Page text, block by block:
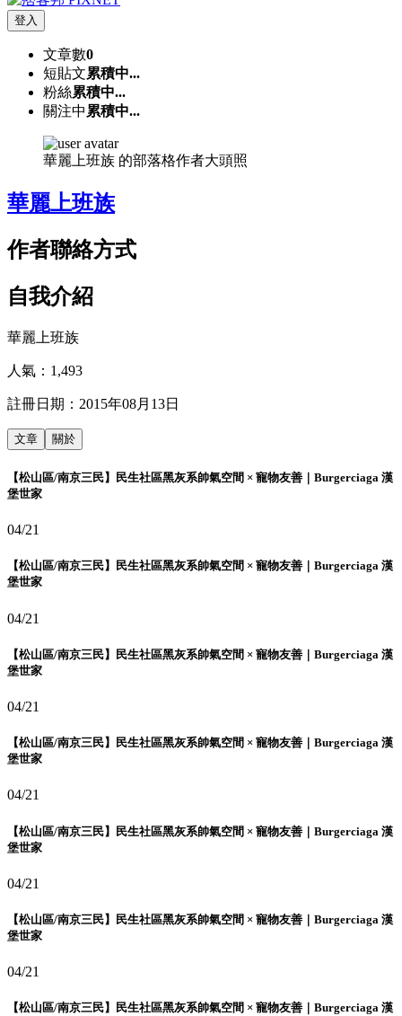
登入
文章數0
短貼文累積中...
粉絲累積中...
關注中 累積中...
華麗上班族 的部落格作者大頭照
華麗上班族
作者聯絡方式
自我介紹
華麗上班族
人氣： 1,493
註冊日期： 2015年08月13日
文章 關於
【松山區/南京三民】民生社區黑灰系帥氣空間 × 寵物友善｜Burgerciaga 漢
堡世家
04/21
【松山區/南京三民】民生社區黑灰系帥氣空間 × 寵物友善｜Burgerciaga 漢
堡世家
04/21
【松山區/南京三民】民生社區黑灰系帥氣空間 × 寵物友善｜Burgerciaga 漢
堡世家
04/21
【松山區/南京三民】民生社區黑灰系帥氣空間 × 寵物友善｜Burgerciaga 漢
堡世家
04/21
【松山區/南京三民】民生社區黑灰系帥氣空間 × 寵物友善｜Burgerciaga 漢
堡世家
04/21
【松山區/南京三民】民生社區黑灰系帥氣空間 × 寵物友善｜Burgerciaga 漢
堡世家
04/21
【松山區/南京三民】民生社區黑灰系帥氣空間 × 寵物友善｜Burgerciaga 漢